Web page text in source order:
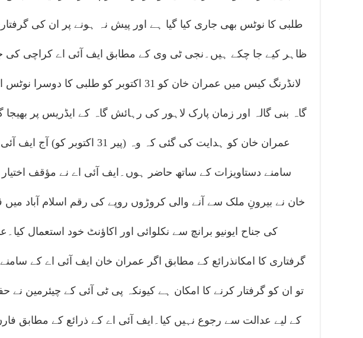
طلبی کا نوٹس بھی جاری کیا گیا ہے اور پیش نہ ہونے پر ان کی
ظاہر کیے جا چکے ہیں۔نجی ٹی وی کے مطابق ایف آئی اے کراچی
لانڈرنگ کیس میں عمران خان کو 31 اکتوبر کو طلبی کا
گاہ بنی گالہ اور زمان پارک لاہور کی رہائش گاہ کے ایڈریس پر بھیجا
عمران خان کو ہدایت کی گئی کہ وہ (پیر 31
سامنے دستاویزات کے ساتھ حاضر ہوں۔ایف آئی اے نے مؤقف اختیار
خان نے بیرونِ ملک سے آنے والی کروڑوں روپے کی رقم اسلام آباد میں
کی جناح ایونیو برانچ سے نکلوائی اور اکاؤنٹ خود استعمال
گرفتاری کا امکانذرائع کے مطابق اگر عمران خان ایف آئی اے کے
تو ان کو گرفتار کرنے کا امکان ہے کیونکہ پی ٹی آئی کے چیئرمین نے
کے لیے عدالت سے رجوع نہیں کیا۔ایف آئی اے کے ذرائع کے مطابق